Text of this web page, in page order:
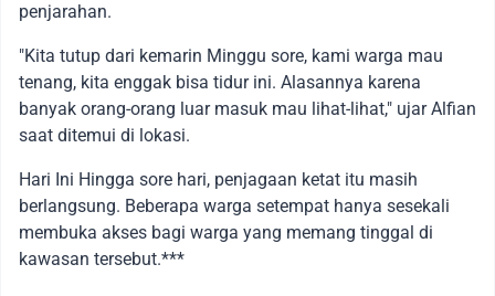
penjarahan.
"Kita tutup dari kemarin Minggu sore, kami warga mau
tenang, kita enggak bisa tidur ini. Alasannya karena
banyak orang-orang luar masuk mau lihat-lihat," ujar Alfian
saat ditemui di lokasi.
Hari Ini Hingga sore hari, penjagaan ketat itu masih
berlangsung. Beberapa warga setempat hanya sesekali
membuka akses bagi warga yang memang tinggal di
kawasan tersebut.***